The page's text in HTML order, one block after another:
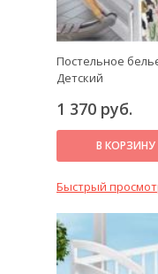
Постельное
Детский
1 370 руб.
В КОРЗИНУ
Быстрый